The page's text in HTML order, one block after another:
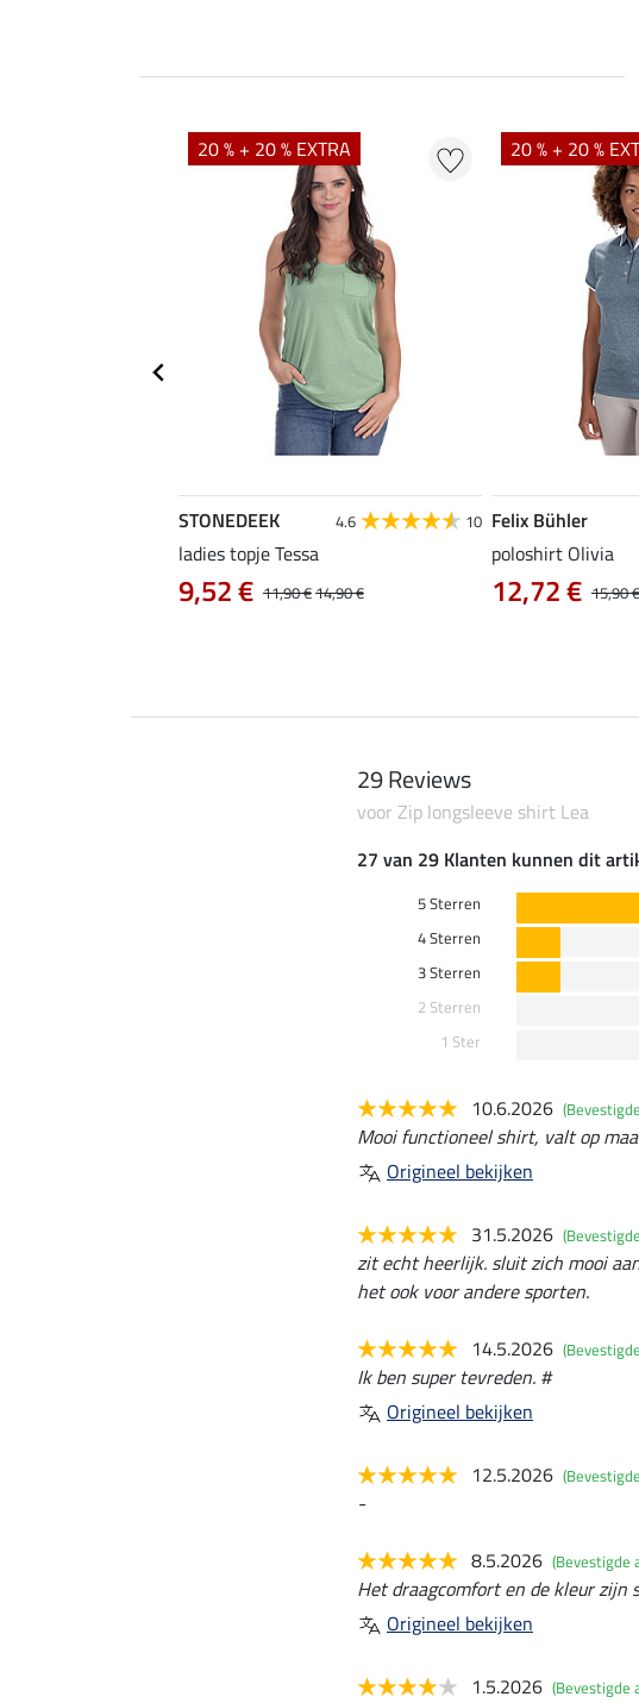
20 % + 20 % EXTRA
STONEDEEK 4.6 10
ladies topje Tessa
11,90 €14,90 €
9,52 €
20 % + 20 %
Felix Bühler
poloshirt Olivia
15,90 €
12,72 €
29 Reviews
voor Zip longsleeve shirt Lea
27 van 29 Klanten kunnen dit
5 Sterren
4 Sterren
3 Sterren
2 Sterren
1 Ster
10.6.2026
Mooi functioneel shirt, valt op
Origineel bekijken
31.5.2026
zit echt heerlijk. sluit zich mooi
het ook voor andere sporten.
14.5.2026
Ik ben super tevreden. #
Origineel bekijken
12.5.2026
-
8.5.2026 (Bevestigde
Het draagcomfort en de kleur zijn
Origineel bekijken
1.5.2026 (Bevestigde